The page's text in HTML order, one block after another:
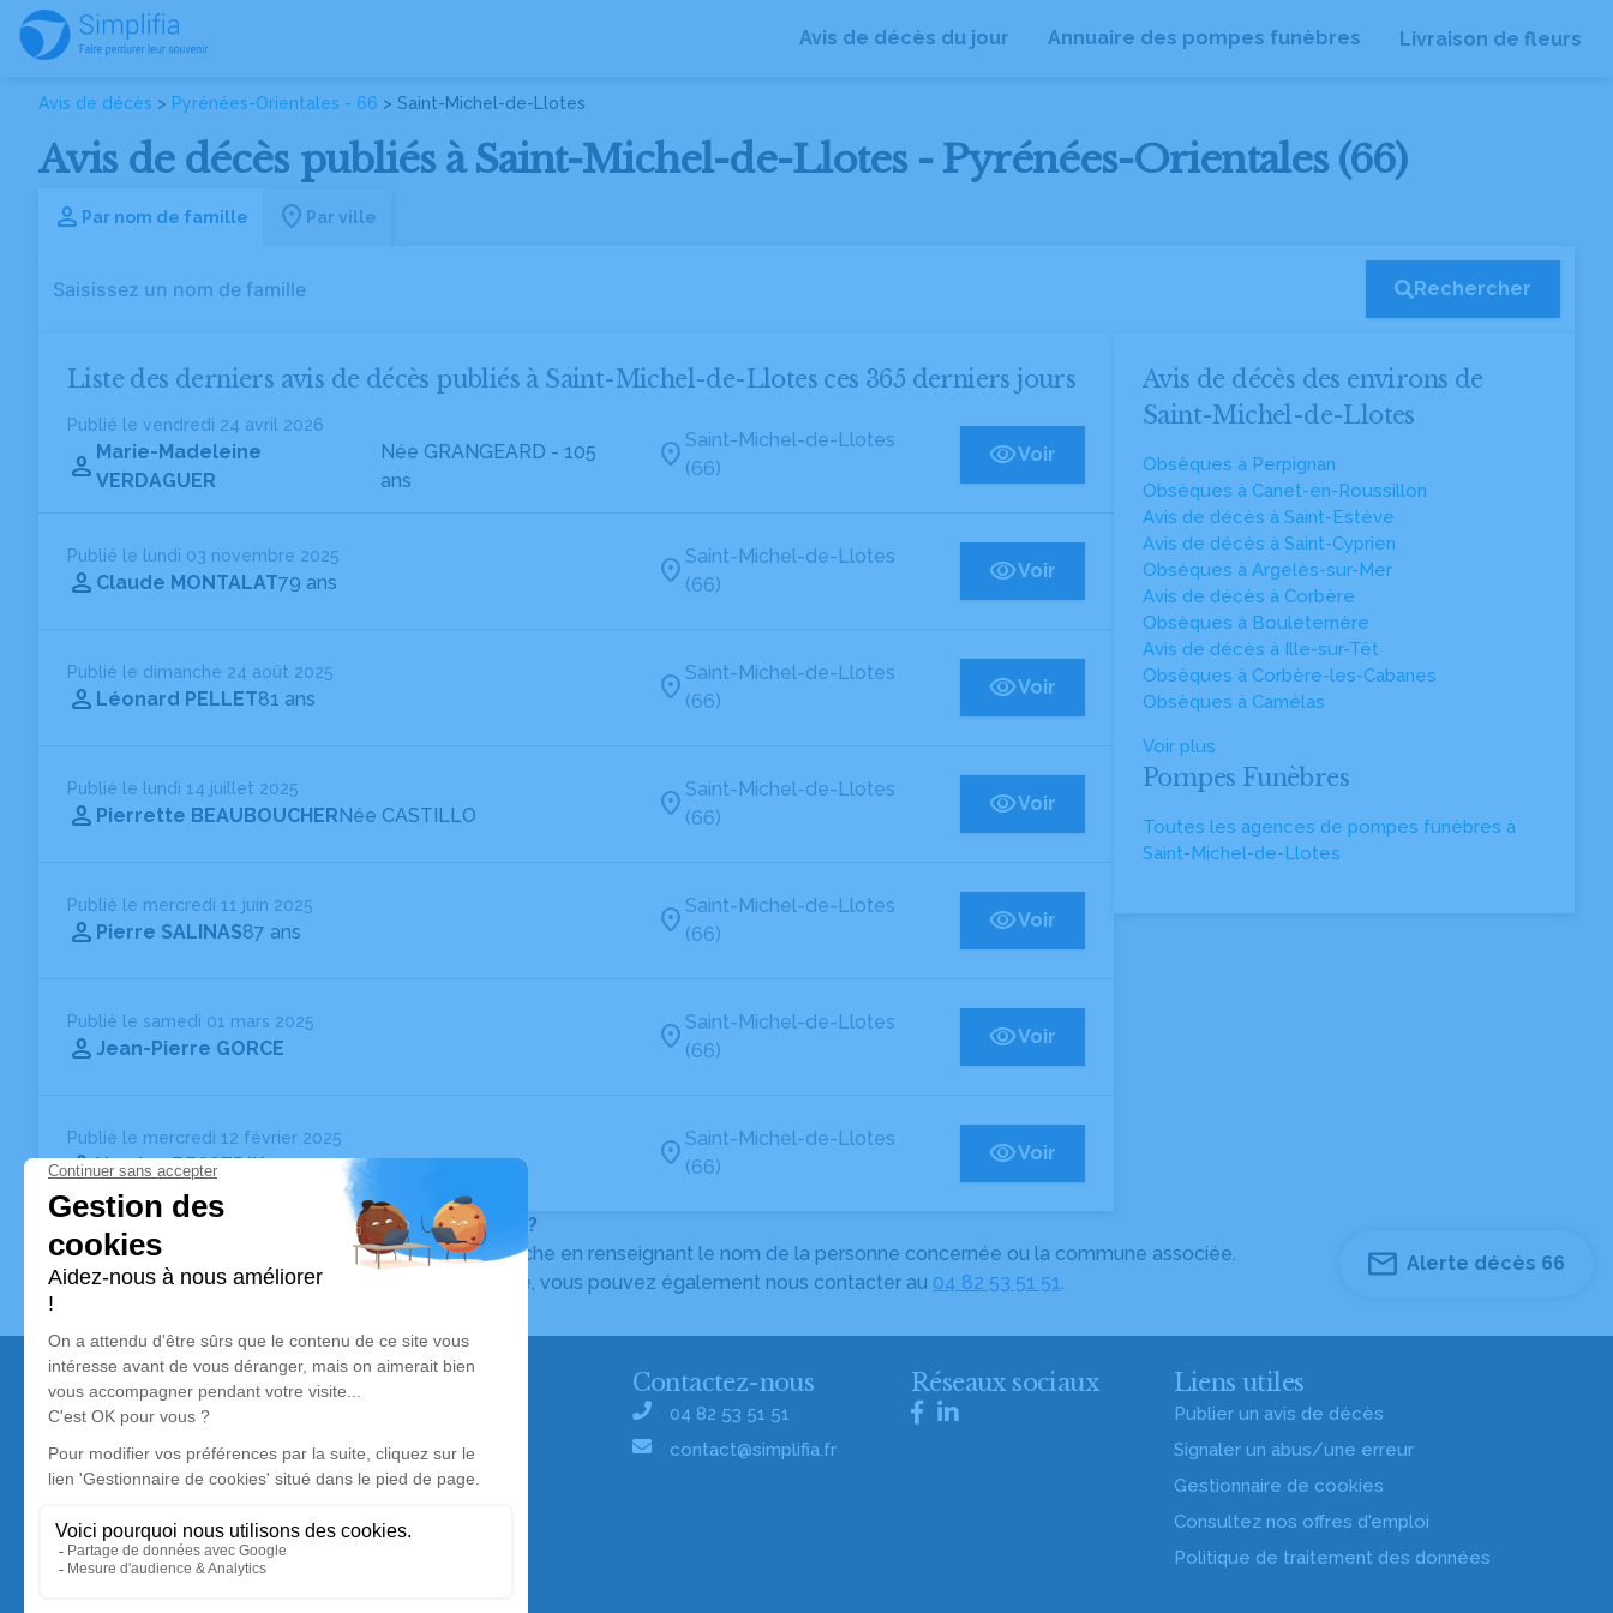
Avis de décès du jour Annuaire des pompes funèbres Livraison de fleurs
Avis de décès > Pyrénées-Orientales - 66 > Saint-Michel-de-Llotes
Avis de décès publiés à Saint-Michel-de-Llotes - Pyrénées-Orientales (66)
Par nom de famille Par ville
Rechercher
Liste des derniers avis de décès publiés à Saint-Michel-de-Llotes ces 365 derniers jours
Publié le vendredi 24 avril 2026
Marie-Madeleine
VERDAGUER
Née GRANGEARD - 105
ans
Saint-Michel-de-Llotes
(66)
Voir
Publié le lundi 03 novembre 2025
Claude MONTALAT79 ans
Saint-Michel-de-Llotes
(66)
Voir
Publié le dimanche 24 août 2025
Léonard PELLET81 ans
Saint-Michel-de-Llotes
(66)
Voir
Publié le lundi 14 juillet 2025
Pierrette BEAUBOUCHERNée CASTILLO
Saint-Michel-de-Llotes
(66)
Voir
Publié le mercredi 11 juin 2025
Pierre SALINAS87 ans
Saint-Michel-de-Llotes
(66)
Voir
Publié le samedi 01 mars 2025
Jean-Pierre GORCE
Saint-Michel-de-Llotes
(66)
Voir
Publié le mercredi 12 février 2025
Yamina BESSEDIK
Saint-Michel-de-Llotes
(66)
Voir
Avis de décès des environs de
Saint-Michel-de-Llotes
Obsèques à Perpignan
Obsèques à Canet-en-Roussillon
Avis de décès à Saint-Estève
Avis de décès à Saint-Cyprien
Obsèques à Argelès-sur-Mer
Avis de décès à Corbère
Obsèques à Bouleternère
Avis de décès à Ille-sur-Têt
Obsèques à Corbère-les-Cabanes
Obsèques à Camélas
Voir plus
Pompes Funèbres
Toutes les agences de pompes funèbres à
Saint-Michel-de-Llotes
Vous ne trouvez pas l’avis de décès recherché ?
Pour affiner votre recherche, utilisez la barre de recherche en renseignant le nom de la personne concernée ou la commune associée.
Pour toute question relative au fonctionnement du site, vous pouvez également nous contacter au 04 82 53 51 51.
Alerte décès 66
Nos services
Avis de décès
Liste des familles
Annuaire des pompes funèbres
Livraison de fleurs
Contactez-nous
04 82 53 51 51
contact@simplifia.fr
Réseaux sociaux Liens utiles
Publier un avis de décès
Signaler un abus/une erreur
Gestionnaire de cookies
Consultez nos offres d'emploi
Politique de traitement des données